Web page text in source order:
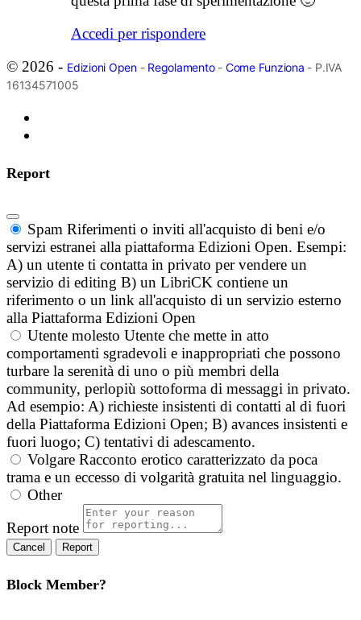
Accedi per rispondere
© 2026 - Edizioni Open- Regolamento- Come Funziona - P.IVA
16134571005
Report
Spam Riferimenti o inviti all'acquisto di beni e/o
servizi estranei alla piattaforma Edizioni Open. Esempi:
A) un utente ti contatta in privato per vendere un
servizio di editing B) un LibriCK contiene un
riferimento o un link all'acquisto di un servizio esterno
alla Piattaforma Edizioni Open
Utente molesto Utente che mette in atto
comportamenti sgradevoli e inappropriati che possono
turbare la serenità di uno o più membri della
community, perlopiù sottoforma di messaggi in privato.
Ad esempio: A) richieste insistenti di contatti al di fuori
della Piattaforma Edizioni Open; B) avances insistenti e
fuori luogo; C) tentativi di adescamento.
Volgare Racconto erotico caratterizzato da poca
trama e un eccesso di volgarità gratuita nel linguaggio.
Other
Report note
Report
Block Member?